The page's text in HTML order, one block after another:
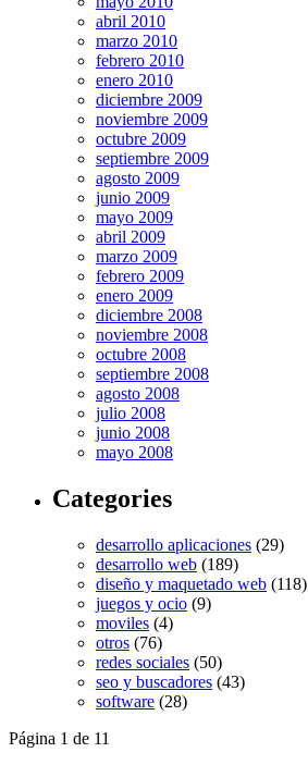
abril 2010
marzo 2010
febrero 2010
enero 2010
diciembre 2009
noviembre 2009
octubre 2009
septiembre 2009
agosto 2009
junio 2009
mayo 2009
abril 2009
marzo 2009
febrero 2009
enero 2009
diciembre 2008
noviembre 2008
octubre 2008
septiembre 2008
agosto 2008
julio 2008
junio 2008
mayo 2008
Categories
desarrollo aplicaciones (29)
desarrollo web (189)
diseño y maquetado web (118)
juegos y ocio (9)
moviles (4)
otros (76)
redes sociales (50)
seo y buscadores (43)
software (28)
Página 1 de 11